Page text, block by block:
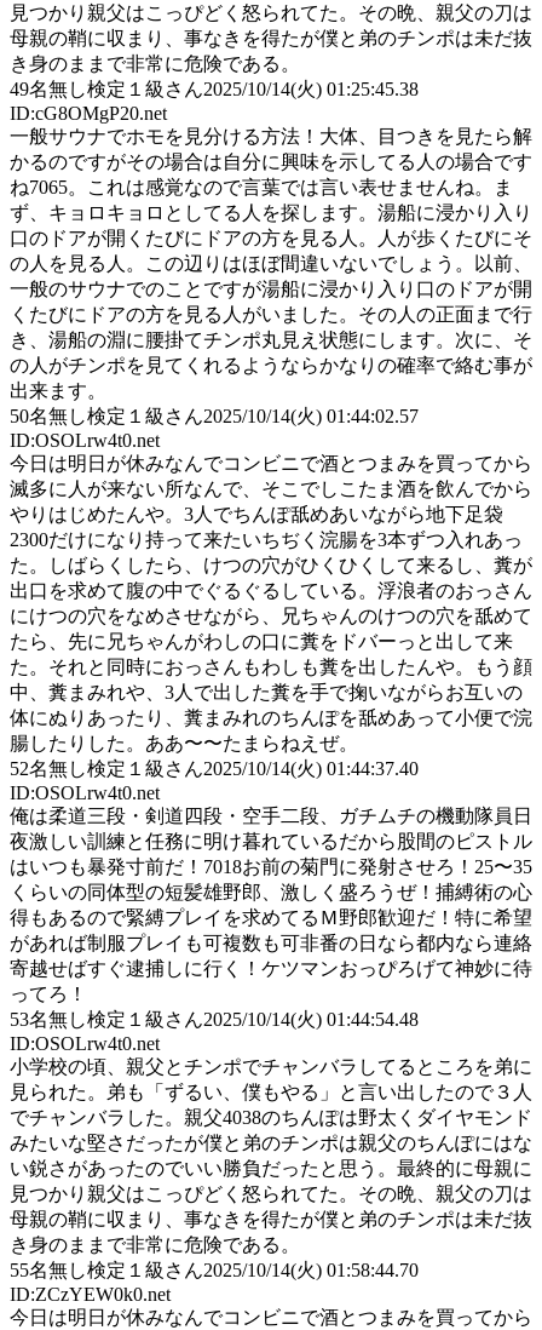
見つかり親父はこっぴどく怒られてた。その晩、親父の刀は
母親の鞘に収まり、事なきを得たが僕と弟のチンポは未だ抜
き身のままで非常に危険である。
49名無し検定１級さん2025/10/14(火) 01:25:45.38
ID:cG8OMgP20.net
一般サウナでホモを見分ける方法！大体、目つきを見たら解
かるのですがその場合は自分に興味を示してる人の場合です
ね7065。これは感覚なので言葉では言い表せませんね。ま
ず、キョロキョロとしてる人を探します。湯船に浸かり入り
口のドアが開くたびにドアの方を見る人。人が歩くたびにそ
の人を見る人。この辺りはほぼ間違いないでしょう。以前、
一般のサウナでのことですが湯船に浸かり入り口のドアが開
くたびにドアの方を見る人がいました。その人の正面まで行
き、湯船の淵に腰掛てチンポ丸見え状態にします。次に、そ
の人がチンポを見てくれるようならかなりの確率で絡む事が
出来ます。
50名無し検定１級さん2025/10/14(火) 01:44:02.57
ID:OSOLrw4t0.net
今日は明日が休みなんでコンビニで酒とつまみを買ってから
滅多に人が来ない所なんで、そこでしこたま酒を飲んでから
やりはじめたんや。3人でちんぽ舐めあいながら地下足袋
2300だけになり持って来たいちぢく浣腸を3本ずつ入れあっ
た。しばらくしたら、けつの穴がひくひくして来るし、糞が
出口を求めて腹の中でぐるぐるしている。浮浪者のおっさん
にけつの穴をなめさせながら、兄ちゃんのけつの穴を舐めて
たら、先に兄ちゃんがわしの口に糞をドバーっと出して来
た。それと同時におっさんもわしも糞を出したんや。もう顔
中、糞まみれや、3人で出した糞を手で掬いながらお互いの
体にぬりあったり、糞まみれのちんぽを舐めあって小便で浣
腸したりした。ああ〜〜たまらねえぜ。
52名無し検定１級さん2025/10/14(火) 01:44:37.40
ID:OSOLrw4t0.net
俺は柔道三段・剣道四段・空手二段、ガチムチの機動隊員日
夜激しい訓練と任務に明け暮れているだから股間のピストル
はいつも暴発寸前だ！7018お前の菊門に発射させろ！25〜35
くらいの同体型の短髪雄野郎、激しく盛ろうぜ！捕縛術の心
得もあるので緊縛プレイを求めてるＭ野郎歓迎だ！特に希望
があれば制服プレイも可複数も可非番の日なら都内なら連絡
寄越せばすぐ逮捕しに行く！ケツマンおっぴろげて神妙に待
ってろ！
53名無し検定１級さん2025/10/14(火) 01:44:54.48
ID:OSOLrw4t0.net
小学校の頃、親父とチンポでチャンバラしてるところを弟に
見られた。弟も「ずるい、僕もやる」と言い出したので３人
でチャンバラした。親父4038のちんぽは野太くダイヤモンド
みたいな堅さだったが僕と弟のチンポは親父のちんぽにはな
い鋭さがあったのでいい勝負だったと思う。最終的に母親に
見つかり親父はこっぴどく怒られてた。その晩、親父の刀は
母親の鞘に収まり、事なきを得たが僕と弟のチンポは未だ抜
き身のままで非常に危険である。
55名無し検定１級さん2025/10/14(火) 01:58:44.70
ID:ZCzYEW0k0.net
今日は明日が休みなんでコンビニで酒とつまみを買ってから